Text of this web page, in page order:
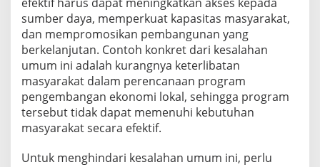
sumber daya, memperkuat kapasitas masyarakat,
dan mempromosikan pembangunan yang
berkelanjutan. Contoh konkret dari kesalahan
umum ini adalah kurangnya keterlibatan
masyarakat dalam perencanaan program
pengembangan ekonomi lokal, sehingga program
tersebut tidak dapat memenuhi kebutuhan
masyarakat secara efektif.
Untuk menghindari kesalahan umum ini, perlu